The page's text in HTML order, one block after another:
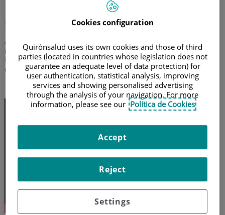
depresión?
¿Qué hay detrás de la depresión: causas biológicas o
psicológicas? El doctor Miguel Ángel Sánchez, psiquiatra del
Hospital Universitario Fundación Jiménez Díaz, nos resuelve las
dudas
30 de mayo de 2023
Cookies configuration
Quirónsalud uses its own cookies and those of third
parties (located in countries whose legislation does not
guarantee an adequate level of data protection) for
user authentication, statistical analysis, improving
services and showing personalised advertising
through the analysis of your navigation. For more
information, please see our Política de Cookies
Settings
Reject
Accept